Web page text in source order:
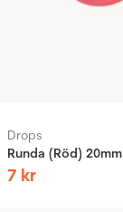
Drops
Runda (Röd) 20mm
7 kr